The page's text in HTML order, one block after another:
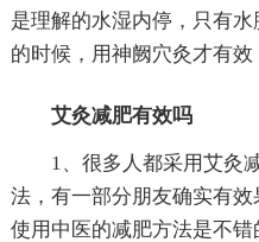
是理解的水湿内停，只有
的时候，用神阙穴灸才有效
艾灸减肥有效吗
1、很多人都采用艾灸
法，有一部分朋友确实有效
使用中医的减肥方法是不